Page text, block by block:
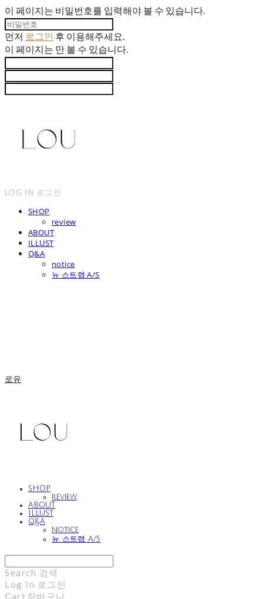
이 페이지는 비밀번호를 입력해야 볼 수 있습니다.
먼저 로그인 후 이용해주세요.
이 페이지는 만 볼 수 있습니다.
LOG IN 로그인
SHOP
review
ABOUT
ILLUST
Q&A
notice
뉴 스트랩 A/S
로유
SHOP
review
ABOUT
ILLUST
Q&A
notice
뉴 스트랩 A/S
Search 검색
Log In 로그인
Cart 장바구니